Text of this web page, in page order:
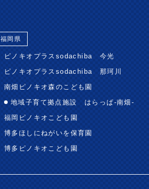
福岡県
ピノキオプラスsodachiba 今光
ピノキオプラスsodachiba 那珂川
南畑ピノキオ森のこども園
地域子育て拠点施設 はらっぱ-南畑-
福岡ピノキオこども園
博多ほしにねがいを保育園
博多ピノキオこども園